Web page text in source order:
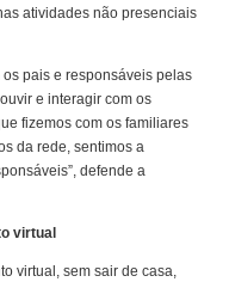
atividades não presenciais
pais e responsáveis pelas
e interagir com os
fizemos com os familiares
da rede, sentimos a
defende a
virtual
virtual, sem sair de casa,